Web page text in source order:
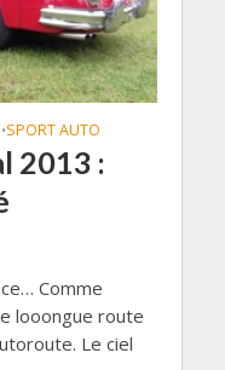
•SPORT AUTO
2013 :
Comme
looongue route
Le ciel